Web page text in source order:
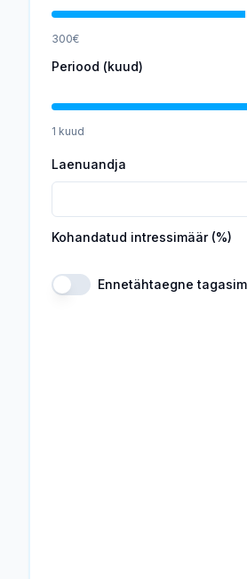
300€
Periood (kuud)
1 kuud
Laenuandja
Kohandatud intressimäär (%)
Ennetähtaegne